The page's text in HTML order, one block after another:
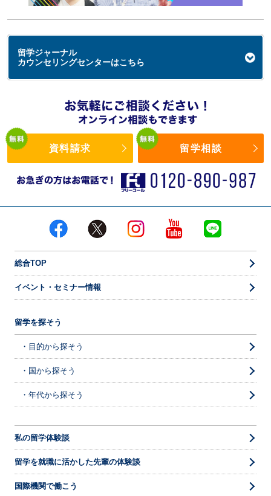
留学ジャーナル
カウンセリングセンターはこちら
資料請求 留学相談
総合TOP
イベント・セミナー情報
留学を探そう
・目的から探そう
・国から探そう
・年代から探そう
私の留学体験談
留学を就職に活かした先輩の体験談
国際機関で働こう